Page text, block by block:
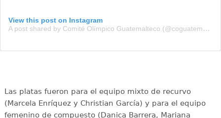
View this post on Instagram
A post shared by Comité Olímpico Guatemalteco (@coguatemalteco)
Las platas fueron para el equipo mixto de recurvo
(Marcela Enríquez y Christian García) y para el equipo
femenino de compuesto (Danica Barrera, Mariana